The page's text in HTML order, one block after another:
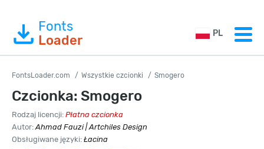
Fonts
Loader
PL
FontsLoader.com Wszystkie czcionki Smogero
Czcionka: Smogero
Rodzaj licencji: Płatna czcionka
Autor:Ahmad Fauzi | Artchiles Design
Obsługiwane języki: Łacina